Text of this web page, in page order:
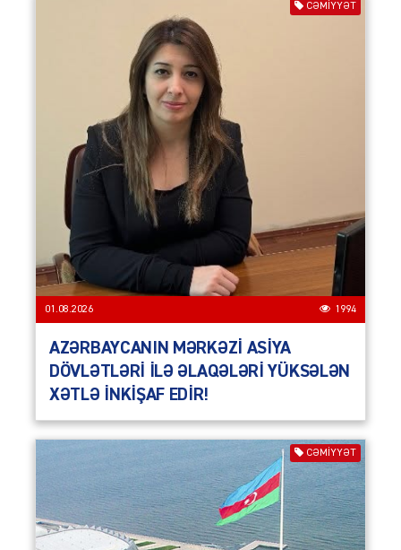
CƏMIYYƏT
01.08.2026 1994
AZƏRBAYCANIN MƏRKƏZİ ASİYA
DÖVLƏTLƏRİ İLƏ ƏLAQƏLƏRİ YÜKSƏLƏN
XƏTLƏ İNKİŞAF EDİR!
CƏMIYYƏT